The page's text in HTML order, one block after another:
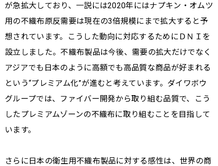
が急拡大しており、一説には2020年にはナプキン・オムツ
用の不織布原反需要は現在の3倍規模にまで拡大すると予
想されています。こうした動向に対応するためにＤＮＩを
設立しました。不織布製品は今後、需要の拡大だけでなく
アジアでも日本のように高額でも高品質な商品が好まれる
という“プレミアム化”が進むと考えています。ダイワボウ
グループでは、ファイバー開発から取り組む品質で、こう
したプレミアムゾーンの不織布に取り組むことを目指して
います。
さらに日本の衛生用不織布製品に対する感性は、世界の商